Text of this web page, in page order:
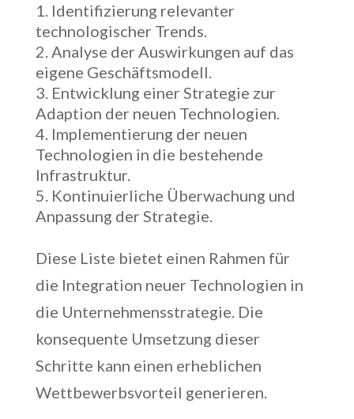
Identifizierung relevanter
technologischer Trends.
Analyse der Auswirkungen auf das
eigene Geschäftsmodell.
Entwicklung einer Strategie zur
Adaption der neuen Technologien.
Implementierung der neuen
Technologien in die bestehende
Infrastruktur.
Kontinuierliche Überwachung und
Anpassung der Strategie.
Diese Liste bietet einen Rahmen für
die Integration neuer Technologien in
die Unternehmensstrategie. Die
konsequente Umsetzung dieser
Schritte kann einen erheblichen
Wettbewerbsvorteil generieren.